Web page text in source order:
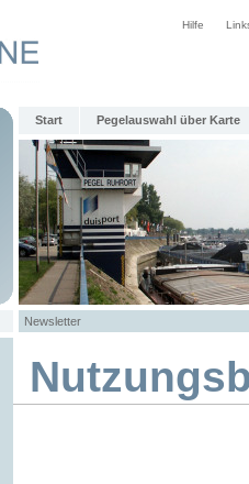
Hilfe
Start Pegelauswahl über Karte
Newsletter